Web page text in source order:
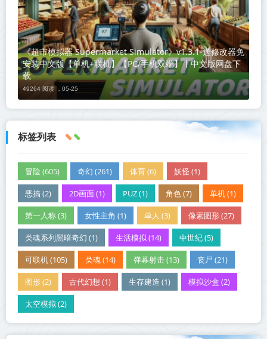
《超市模拟器 Supermarket Simulator》v1.3.1-送修改器免
安装中文版【单机+联机】【PC/手机双端】丨中文版网盘下
载
49264 阅读 ， 05-25
标签列表
冒险 (605) 奇幻 (261) 体育 (6) 妖怪 (1)
恶搞 (2) 2D画面 (1) PUZ (1) 角色 (7) 单机 (1)
第一人称 (3) 女性主角 (1) 单人 (3) 像素图形 (27)
类魂系列黑暗奇幻 (1) 生活模拟 (14) 中世纪 (5)
可联机 (105) 类魂 (14) 弹幕射击 (13) 丧尸 (21)
图形 (2) 古代幻想 (1) 生存建造 (1) 模拟沙盒 (2)
太空模拟 (2)